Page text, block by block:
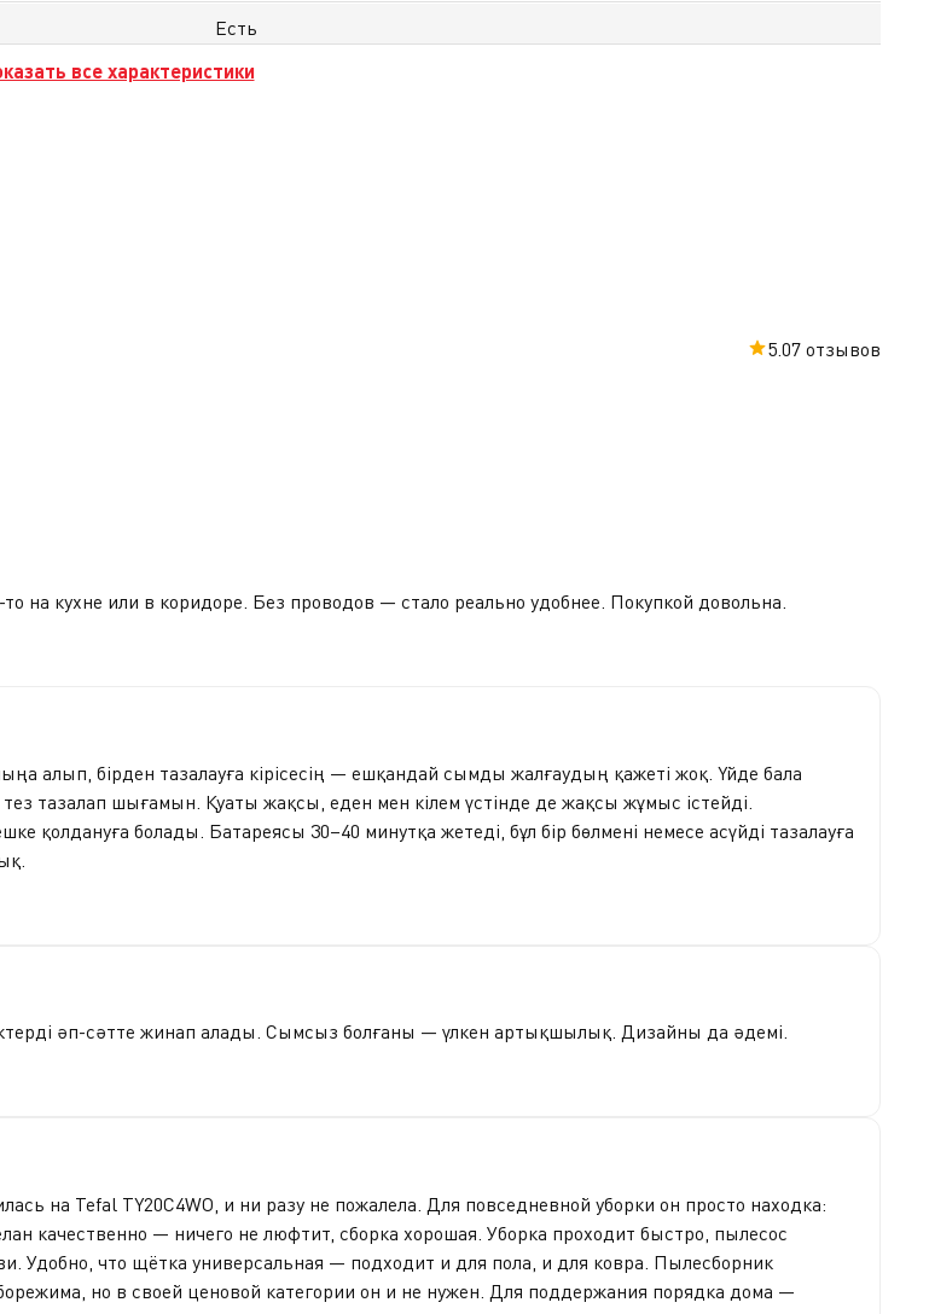
Есть
все характеристики
5.07 отзывов
на кухне или в коридоре. Без проводов — стало реально удобнее. Покупкой довольна.
алып, бірден тазалауға кірісесің — ешқандай сымды жалғаудың қажеті жоқ. Үйде бала
тазалап шығамын. Қуаты жақсы, еден мен кілем үстінде де жақсы жұмыс істейді.
қолдануға болады. Батареясы 30–40 минутқа жетеді, бұл бір бөлмені немесе асүйді тазалауға
әп-сәтте жинап алады. Сымсыз болғаны — үлкен артықшылық. Дизайны да әдемі.
на Tefal TY20C4WO, и ни разу не пожалела. Для повседневной уборки он просто находка:
качественно — ничего не люфтит, сборка хорошая. Уборка проходит быстро, пылесос
Удобно, что щётка универсальная — подходит и для пола, и для ковра. Пылесборник
но в своей ценовой категории он и не нужен. Для поддержания порядка дома —